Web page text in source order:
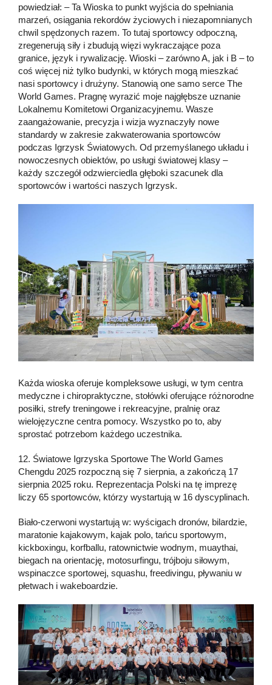
powiedział: – Ta Wioska to punkt wyjścia do spełniania
marzeń, osiągania rekordów życiowych i niezapomnianych
chwil spędzonych razem. To tutaj sportowcy odpoczną,
zregenerują siły i zbudują więzi wykraczające poza
granice, język i rywalizację. Wioski – zarówno A, jak i B – to
coś więcej niż tylko budynki, w których mogą mieszkać
nasi sportowcy i drużyny. Stanowią one samo serce The
World Games. Pragnę wyrazić moje najgłębsze uznanie
Lokalnemu Komitetowi Organizacyjnemu. Wasze
zaangażowanie, precyzja i wizja wyznaczyły nowe
standardy w zakresie zakwaterowania sportowców
podczas Igrzysk Światowych. Od przemyślanego układu i
nowoczesnych obiektów, po usługi światowej klasy –
każdy szczegół odzwierciedla głęboki szacunek dla
sportowców i wartości naszych Igrzysk.
Każda wioska oferuje kompleksowe usługi, w tym centra
medyczne i chiropraktyczne, stołówki oferujące różnorodne
posiłki, strefy treningowe i rekreacyjne, pralnię oraz
wielojęzyczne centra pomocy. Wszystko po to, aby
sprostać potrzebom każdego uczestnika.
12. Światowe Igrzyska Sportowe The World Games
Chengdu 2025 rozpoczną się 7 sierpnia, a zakończą 17
sierpnia 2025 roku. Reprezentacja Polski na tę imprezę
liczy 65 sportowców, którzy wystartują w 16 dyscyplinach.
Biało-czerwoni wystartują w: wyścigach dronów, bilardzie,
maratonie kajakowym, kajak polo, tańcu sportowym,
kickboxingu, korfballu, ratownictwie wodnym, muaythai,
biegach na orientację, motosurfingu, trójboju siłowym,
wspinaczce sportowej, squashu, freedivingu, pływaniu w
płetwach i wakeboardzie.